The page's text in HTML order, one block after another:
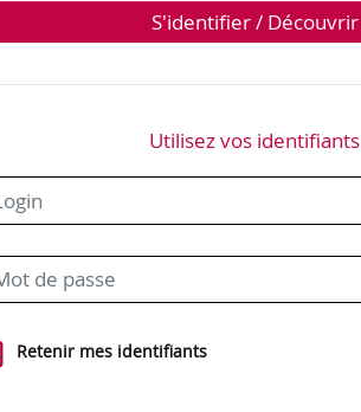
S'identifier / Découvrir
Utilisez vos identifiants
Retenir mes identifiants